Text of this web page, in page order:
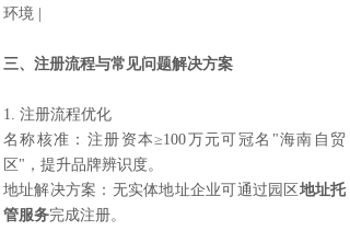
环境 |
三、注册流程与常见问题解决方案
1. 注册流程优化
名称核准：注册资本≥100万元可冠名"海南自贸
区"，提升品牌辨识度。
地址解决方案：无实体地址企业可通过园区 地址托
管服务完成注册。